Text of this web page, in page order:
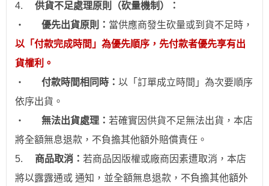
4.
供貨不足處理原則（砍量機制）：
‧
優先出貨原則： 當供應商發生砍量或到貨不足時，
以「付款完成時間」為優先順序，先付款者優先享有出
貨權利。
‧
付款時間相同時： 以「訂單成立時間」為次要順序
依序出貨。
‧
無法出貨處理： 若確實因供貨不足無法出貨，本店
將全額無息退款，不負擔其他額外賠償責任。
5.
商品取消： 若商品因版權或廠商因素遭取消，本店
將以露露通或 通知，並全額無息退款 ，不負擔其他額外